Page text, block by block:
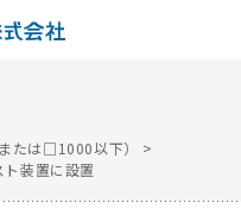
たは□1000以下）
>
装置に設置